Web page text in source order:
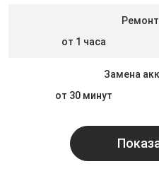
от 1 часа
Замена
от 30 минут